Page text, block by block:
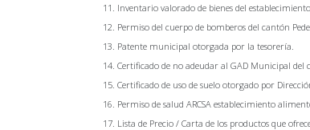
Inventario valorado de bienes del establecimiento.
Permiso del cuerpo de bomberos del cantón
Patente municipal otorgada por la tesorería.
Certificado de no adeudar al GAD Municipal del
Certificado de uso de suelo otorgado por
Permiso de salud ARCSA establecimiento
Lista de Precio / Carta de los productos que